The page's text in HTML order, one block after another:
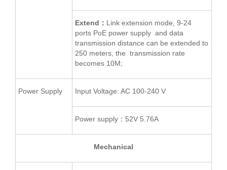
Extend ： Link extension mode, 9-24
ports PoE power supply and data
transmission distance can be extended to
250 meters, the transmission rate
becomes 10M;
Power Supply Input Voltage: AC 100-240 V
Power supply：52V 5.76A
Mechanical